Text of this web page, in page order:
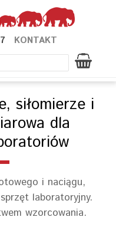
KONTAKT
siłomierze i
dla
i naciągu,
laboratoryjny.
wzorcowania.